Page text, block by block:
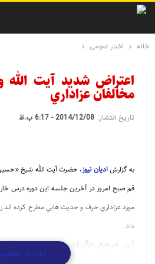
خانه اخبار عمومی
اعتراض شديد آيت الله
مخالفان عزاداري
تاریخ انتشار: 2014/12/08 - 6:17 ب.ظ
به گزارشادیان نیوز، حضرت آيت الله شيخ
قم صبح امروز در آخرين جلسه اين دوره درس
مورد عزاداري حرف و حديث هايي مطرح کرده اند
داد.
اين مرجع عاليقدر حوزه علميه قم
ادامه مطلب